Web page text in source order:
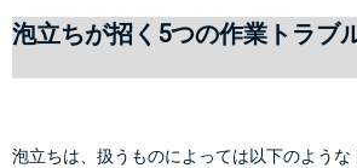
泡立ちが招く5つの作業トラブ
泡立ちは、扱うものによっては以下のような